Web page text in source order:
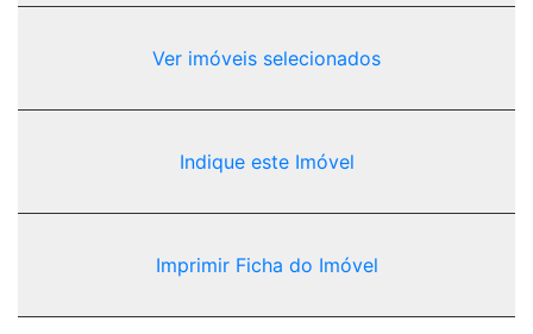
Ver imóveis selecionados
Indique este Imóvel
Imprimir Ficha do Imóvel